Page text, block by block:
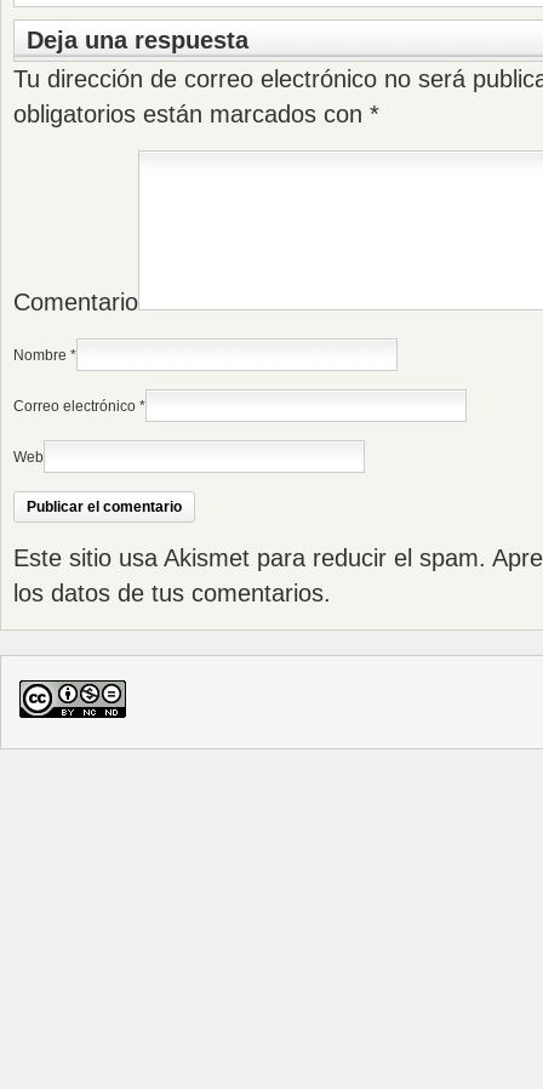
Deja una respuesta
Tu dirección de correo electrónico no será
obligatorios están marcados con *
Comentario
Nombre *
Correo electrónico *
Web
Este sitio usa Akismet para reducir el spam.
los datos de tus comentarios.